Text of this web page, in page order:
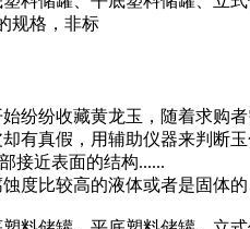
规格，非标
纷纷收藏黄龙玉，随着求购
有真假，用辅助仪器来判断
接近表面的结构......
度比较高的液体或者是固体